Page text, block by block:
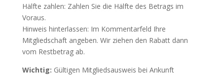
Hälfte zahlen: Zahlen Sie die Hälfte des Betrags im
Voraus.
Hinweis hinterlassen: Im Kommentarfeld Ihre
Mitgliedschaft angeben. Wir ziehen den Rabatt dann
vom Restbetrag ab.
Wichtig: Gültigen Mitgliedsausweis bei Ankunft